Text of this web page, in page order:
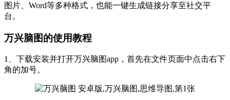
图片、Word等多种格式，也能一键生成链接分享至社交平
台。
万兴脑图的使用教程
1、下载安装并打开万兴脑图app，首先在文件页面中点击右下
角的加号。